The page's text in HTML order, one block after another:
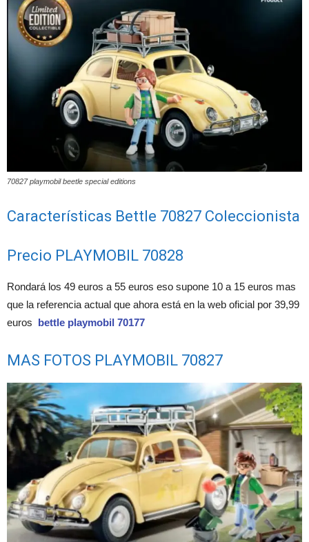
70827 playmobil beetle special editions
Características Bettle 70827 Coleccionista
Precio PLAYMOBIL 70828
Rondará los 49 euros a 55 euros eso supone 10 a 15 euros mas
que la referencia actual que ahora está en la web oficial por 39,99
euros bettle playmobil 70177
MAS FOTOS PLAYMOBIL 70827